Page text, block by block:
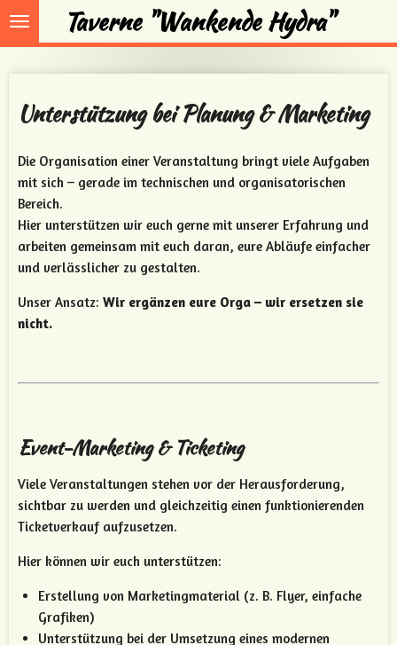
Zum
Hauptinhalt
Taverne "Wankende Hydra"
Unterstützung bei Planung & Marketing
Die Organisation einer Veranstaltung bringt viele Aufgaben
mit sich – gerade im technischen und organisatorischen
Bereich.
Hier unterstützen wir euch gerne mit unserer Erfahrung und
arbeiten gemeinsam mit euch daran, eure Abläufe einfacher
und verlässlicher zu gestalten.
Unser Ansatz: Wir ergänzen eure Orga – wir ersetzen sie
nicht.
Event-Marketing & Ticketing
Viele Veranstaltungen stehen vor der Herausforderung,
sichtbar zu werden und gleichzeitig einen funktionierenden
Ticketverkauf aufzusetzen.
Hier können wir euch unterstützen:
Erstellung von Marketingmaterial (z. B. Flyer, einfache
Grafiken)
Unterstützung bei der Umsetzung eines modernen